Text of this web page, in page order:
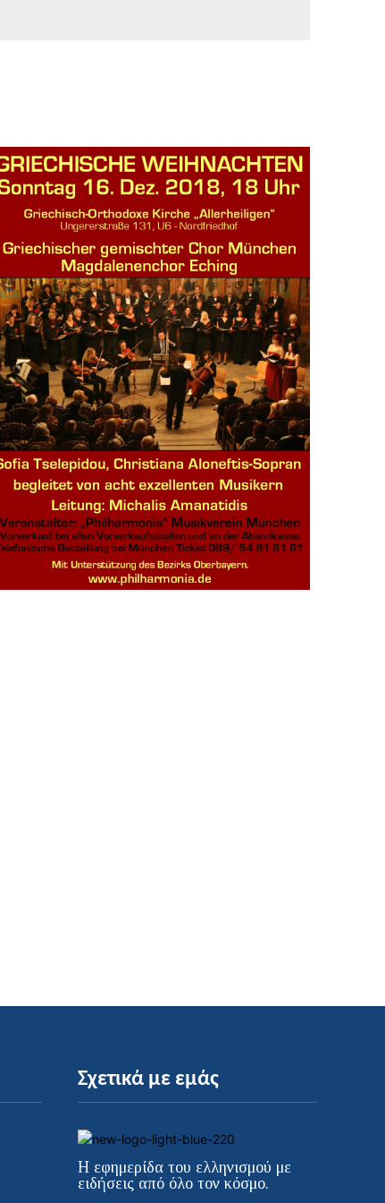
Σχετικά με εμάς
Η εφημερίδα του ελληνισμού με
ειδήσεις από όλο τον κόσμο.